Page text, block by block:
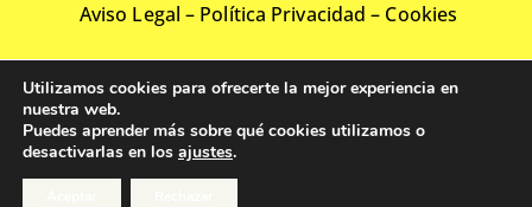
Aviso Legal – Política Privacidad – Cookies
©2024 Todos los derechos reservados.
Desarrollado por
Utilizamos cookies para ofrecerte la mejor experiencia en
nuestra web.
Puedes aprender más sobre qué cookies utilizamos o
desactivarlas en los ajustes.